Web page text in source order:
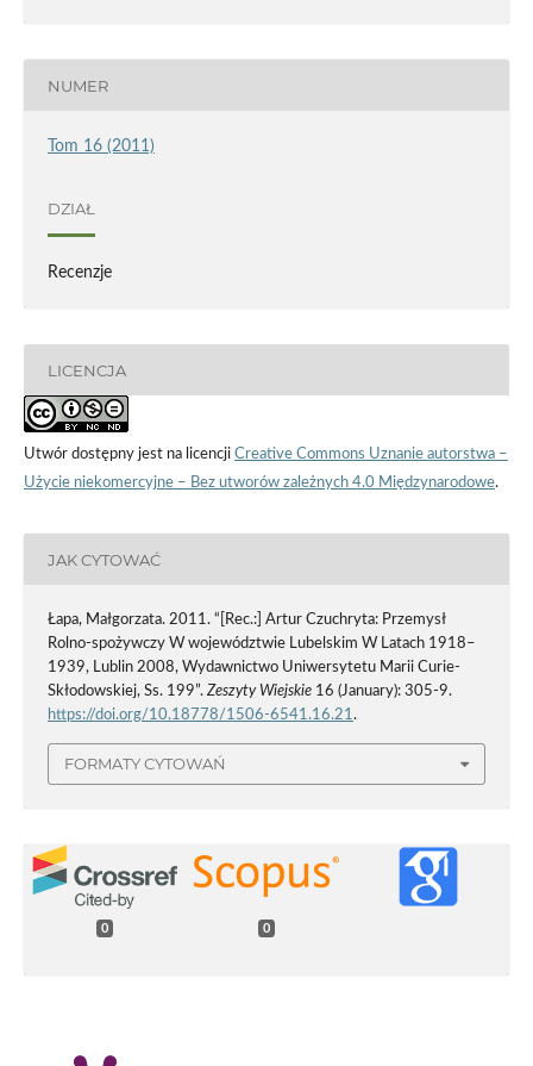
NUMER
Tom 16 (2011)
DZIAŁ
Recenzje
LICENCJA
Utwór dostępny jest na licencji Creative Commons Uznanie autorstwa –
Użycie niekomercyjne – Bez utworów zależnych 4.0 Międzynarodowe.
JAK CYTOWAĆ
Łapa, Małgorzata. 2011. “[Rec.:] Artur Czuchryta: Przemysł
Rolno-spożywczy W województwie Lubelskim W Latach 1918–
1939, Lublin 2008, Wydawnictwo Uniwersytetu Marii Curie-
Skłodowskiej, Ss. 199”. Zeszyty Wiejskie16 (January): 305-9.
https://doi.org/10.18778/1506-6541.16.21.
FORMATY CYTOWAŃ
0 0